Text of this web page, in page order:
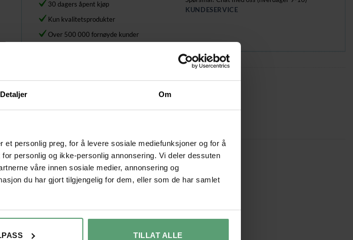
Detaljer Om
personlig preg, for å levere sosiale mediefunksjoner og for å
personlig og ikke-personlig annonsering. Vi deler dessuten
våre innen sosiale medier, annonsering og
du har gjort tilgjengelig for dem, eller som de har samlet
TILLAT ALLE
30 dagers åpent kjøp
Kun kvalitetsprodukter
Over 500 000 fornøyde kunder
KUNDESERVICE
Papirkurver og pedalbøtter
Hjem Papirkurver og pedalbøtter